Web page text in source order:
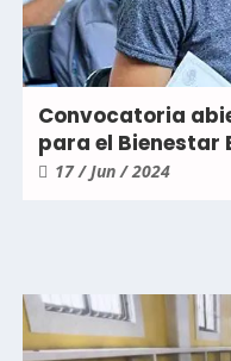
Convocatoria
para el Bienestar
17 / Jun / 2024